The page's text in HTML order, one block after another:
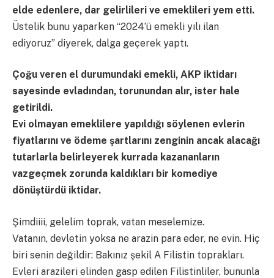
elde edenlere, dar gelirlileri ve emeklileri yem etti.
Üstelik bunu yaparken “2024’ü emekli yılı ilan
ediyoruz” diyerek, dalga geçerek yaptı.
Çoğu veren el durumundaki emekli, AKP iktidarı
sayesinde evladından, torunundan alır, ister hale
getirildi.
Evi olmayan emeklilere yapıldığı söylenen evlerin
fiyatlarını ve ödeme şartlarını zenginin ancak alacağı
tutarlarla belirleyerek kurrada kazananların
vazgeçmek zorunda kaldıkları bir komediye
dönüştürdü iktidar.
Şimdiiii, gelelim toprak, vatan meselemize.
Vatanın, devletin yoksa ne arazin para eder, ne evin. Hiç
biri senin değildir: Bakınız şekil A Filistin toprakları.
Evleri arazileri elinden gasp edilen Filistinliler, bununla